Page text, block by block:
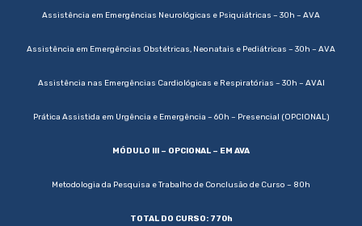
Assistência em Emergências Neurológicas e Psiquiátricas – 30h – AVA
Assistência em Emergências Obstétricas, Neonatais e Pediátricas – 30h – AVA
Assistência nas Emergências Cardiológicas e Respiratórias – 30h – AVAl
Prática Assistida em Urgência e Emergência – 60h – Presencial (OPCIONAL)
MÓDULO III – OPCIONAL – EM AVA
Metodologia da Pesquisa e Trabalho de Conclusão de Curso – 80h
TOTAL DO CURSO: 770h